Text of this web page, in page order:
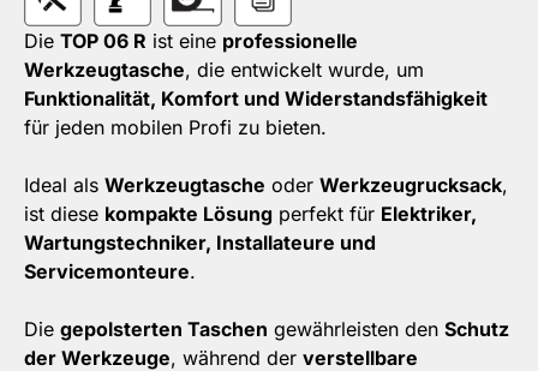
Die TOP 06 R ist eine professionelle
Werkzeugtasche, die entwickelt wurde, um
Funktionalität, Komfort und Widerstandsfähigkeit
für jeden mobilen Profi zu bieten.
Ideal als Werkzeugtasche oder Werkzeugrucksack,
ist diese kompakte Lösung perfekt für Elektriker,
Wartungstechniker, Installateure und
Servicemonteure.
Die gepolsterten Taschen gewährleisten den Schutz
der Werkzeuge, während der verstellbare